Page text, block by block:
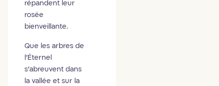
répandent leur
rosée
bienveillante.
Que les arbres de
l'Éternel
s'abreuvent dans
la vallée et sur la